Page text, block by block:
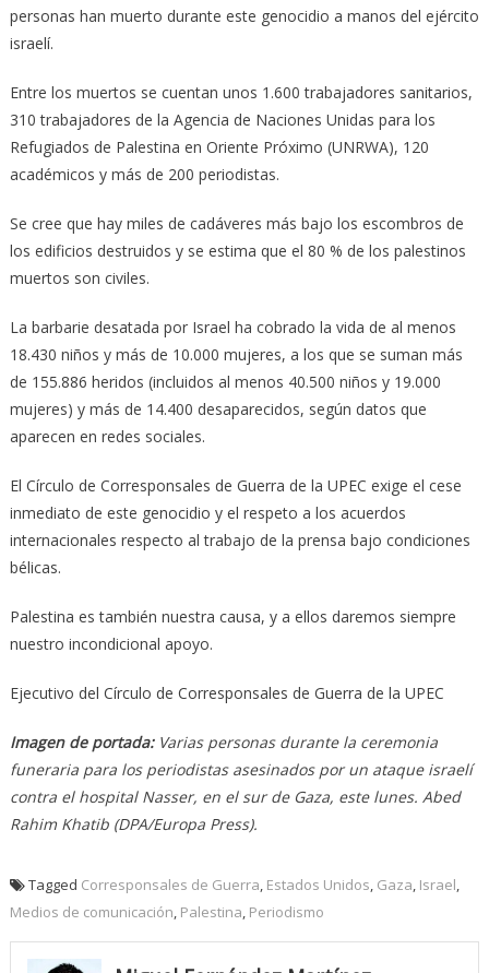
personas han muerto durante este genocidio a manos del ejército
israelí.
Entre los muertos se cuentan unos 1.600 trabajadores sanitarios,
310 trabajadores de la Agencia de Naciones Unidas para los
Refugiados de Palestina en Oriente Próximo (UNRWA), 120
académicos y más de 200 periodistas.
Se cree que hay miles de cadáveres más bajo los escombros de
los edificios destruidos y se estima que el 80 % de los palestinos
muertos son civiles.
La barbarie desatada por Israel ha cobrado la vida de al menos
18.430 niños y más de 10.000 mujeres, a los que se suman más
de 155.886 heridos (incluidos al menos 40.500 niños y 19.000
mujeres) y más de 14.400 desaparecidos, según datos que
aparecen en redes sociales.
El Círculo de Corresponsales de Guerra de la UPEC exige el cese
inmediato de este genocidio y el respeto a los acuerdos
internacionales respecto al trabajo de la prensa bajo condiciones
bélicas.
Palestina es también nuestra causa, y a ellos daremos siempre
nuestro incondicional apoyo.
Ejecutivo del Círculo de Corresponsales de Guerra de la UPEC
Imagen de portada:Varias personas durante la ceremonia
funeraria para los periodistas asesinados por un ataque israelí
contra el hospital Nasser, en el sur de Gaza, este lunes. Abed
Rahim Khatib (DPA/Europa Press).
Tagged Corresponsales de Guerra Estados Unidos Gaza Israel
Medios de comunicación Palestina Periodismo